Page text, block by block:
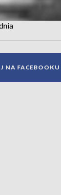
NA FACEBOOKU